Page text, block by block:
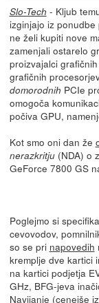
Slo-Tech - Kljub
izginjajo iz
ne želi kupiti nove
zamenjali ostarelo
proizvajalci
grafičnih
domorodnih PCIe
omogoča
počiva GPU,
Kot smo oni dan že
nerazkritju(NDA) o
GeForce 7800 GS
Poglejmo si
cevovodov,
so se pri napovedih
kremplje dve kartici
na kartici podjetja
GHz, BFG-jeva
Navijanje (cenejše